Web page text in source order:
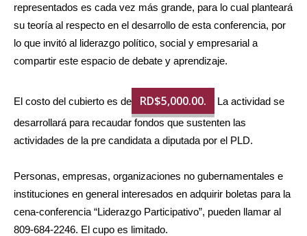
representados es cada vez más grande, para lo cual planteará
su teoría al respecto en el desarrollo de esta conferencia, por
lo que invitó al liderazgo político, social y empresarial a
compartir este espacio de debate y aprendizaje.
El costo del cubierto es de RD$5,000.00.
La actividad se
desarrollará para recaudar fondos que sustenten las
actividades de la pre candidata a diputada por el PLD.
Personas, empresas, organizaciones no gubernamentales e
instituciones en general interesados en adquirir boletas para la
cena-conferencia “Liderazgo Participativo”, pueden llamar al
809-684-2246. El cupo es limitado.